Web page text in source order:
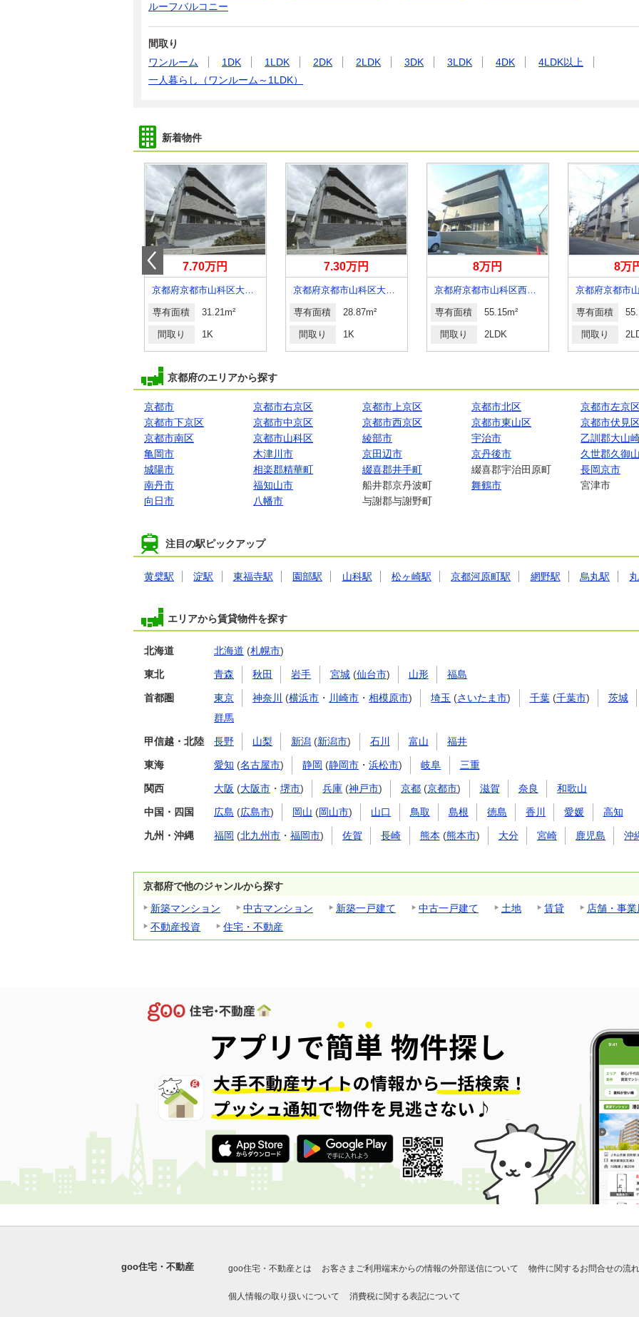
ルーフバルコニー
間取り
ワンルーム
1DK 1LDK 2DK 2LDK 3DK 3LDK 4DK
4LDK以上
一人暮らし（ワンルーム～1LDK）
新着物件
7.70万円
京都府京都市山科区大宅御所田町
専有面積 31.21m²
間取り 1K
7.30万円
京都府京都市山科区大宅御所田町
専有面積 28.87m²
間取り 1K
8万円
京都府京都市山科区西野山欠ノ上町
専有面積 55.15m²
間取り 2LDK
8万
専有面積
間取り
京都府のエリアから探す
京都市 京都市右京区 京都市上京区 京都市北区
京都市左京
京都市下京区
京都市中京区 京都市西京区 京都市東山区
京都市伏見
京都市南区
京都市山科区 綾部市 宇治市
乙訓郡大山
亀岡市
木津川市 京田辺市 京丹後市
久世郡久御
城陽市
相楽郡精華町 綴喜郡井手町 綴喜郡宇治田原町
長岡京市
南丹市
福知山市 船井郡京丹波町 舞鶴市
宮津市
向日市
八幡市 与謝郡与謝野町
注目の駅ピックアップ
黄檗駅 淀駅 東福寺駅 園部駅 山科駅 松ヶ崎駅 京都河原町駅 網野駅 烏丸駅
エリアから賃貸物件を探す
北海道 北海道 (札幌市)
東北 青森 秋田 岩手 宮城(仙台市) 山形 福島
首都圏 東京 神奈川 (横浜市 ・ 川崎市 ・相模原市) 埼玉 (さいたま市) 千葉(千葉市) 茨城
群馬
甲信越・北陸 長野 山梨 新潟 (新潟市) 石川 富山 福井
東海 愛知 (名古屋市) 静岡 (静岡市 ・浜松市) 岐阜 三重
関西 大阪 (大阪市 ・ 堺市) 兵庫 (神戸市) 京都 (京都市) 滋賀 奈良 和歌山
中国・四国 広島 (広島市) 岡山 (岡山市) 山口 鳥取 島根 徳島 香川 愛媛 高知
九州・沖縄 福岡 (北九州市 ・ 福岡市) 佐賀 長崎 熊本 (熊本市) 大分 宮崎 鹿児島 沖
京都府で他のジャンルから探す
新築マンション
中古マンション 新築一戸建て 中古一戸建て 土地 賃貸
店舗・事業
不動産投資
住宅・不動産
goo住宅・不動産 goo住宅・不動産とは お客さまご利用端末からの情報の外部送信について 物件に関するお問合せの流れ
個人情報の取り扱いについて 消費税に関する表記について